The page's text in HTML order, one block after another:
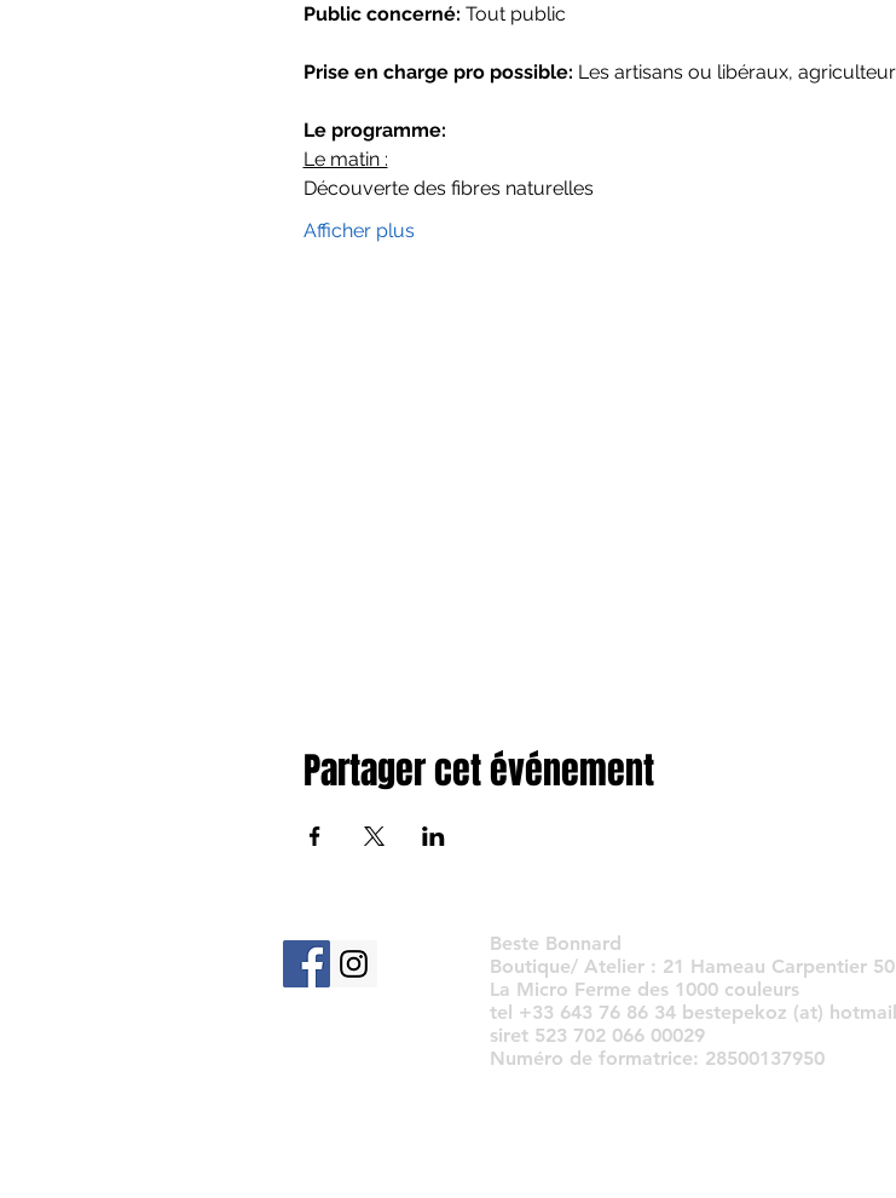
Public concerné: Tout public
Prise en charge pro possible: Les artisans ou libéraux,
Le programme:
Le matin :
Découverte des fibres naturelles
Afficher plus
Partager cet événement
Beste Bonnard
Boutique/ Atelier : 21 Hameau Carpentier
La Micro Ferme des 1000 couleurs
tel +33 643 76 86 34 bestepekoz (at)
siret 523 702 066 00029
Numéro de formatrice: 28500137950